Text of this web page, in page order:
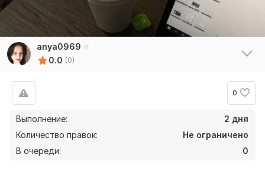
anya0969
0.0 (0)
0
Выполнение:
2 дня
Количество правок:
Не ограничено
В очереди:
0